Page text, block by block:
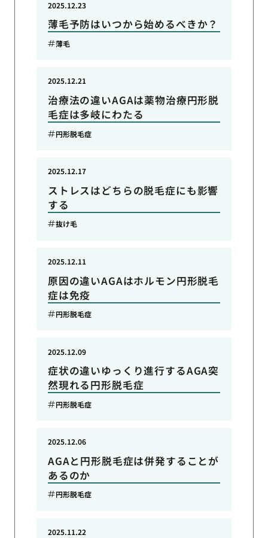
薄毛予防はいつから始めるべきか？
2025.12.23
薄毛
治療法の違いAGAは薬物治療円形脱
毛症は多岐にわたる
2025.12.21
円形脱毛症
ストレスはどちらの脱毛症にも影響
する
2025.12.17
抜け毛
原因の違いAGAはホルモン円形脱毛
症は免疫
2025.12.11
円形脱毛症
症状の違いゆっくり進行するAGA突
然現れる円形脱毛症
2025.12.09
円形脱毛症
AGAと円形脱毛症は併発することが
あるのか
2025.12.06
円形脱毛症
2025.11.22